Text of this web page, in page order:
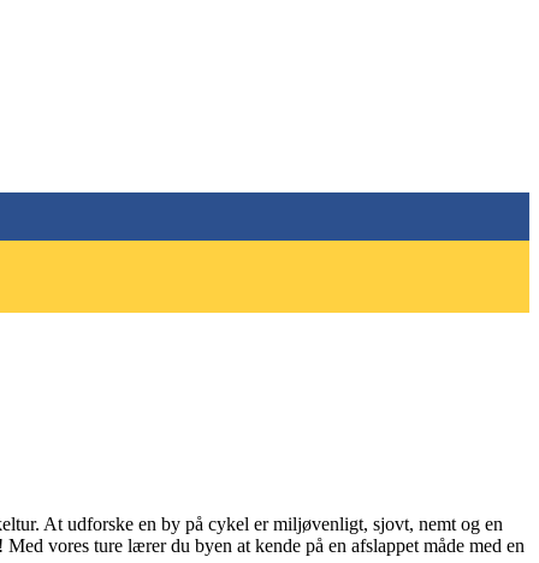
At udforske en by på cykel er miljøvenligt, sjovt, nemt og en
vores ture lærer du byen at kende på en afslappet måde med en